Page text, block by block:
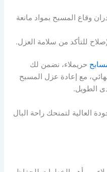
وقاع المسبح بمواد مانعة
للتأكد من سلامة العزل.
حريملاء، نضمن لك
مع إعادة عزل المسبح
الطويل.
العالية لتمنحك راحة البال